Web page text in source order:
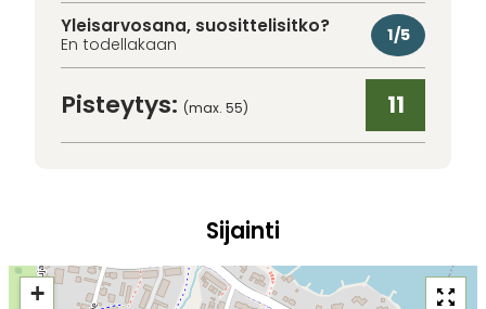
Yleisarvosana, suosittelisitko?
En todellakaan 1/5
Pisteytys: (max. 55) 11
Sijainti
+